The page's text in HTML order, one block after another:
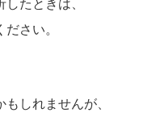
たときは、
さい。
しれませんが、